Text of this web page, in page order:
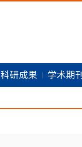
科研成果 | 学术期刊